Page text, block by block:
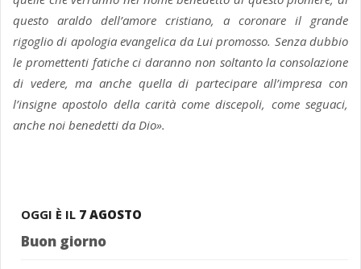
questo araldo dell’amore cristiano, a coronare il grande
rigoglio di apologia evangelica da Lui promosso. Senza dubbio
le promettenti fatiche ci daranno non soltanto la consolazione
di vedere, ma anche quella di partecipare all’impresa con
l’insigne apostolo della carità come discepoli, come seguaci,
anche noi benedetti da Dio».
OGGI È IL 7 AGOSTO
Buon giorno